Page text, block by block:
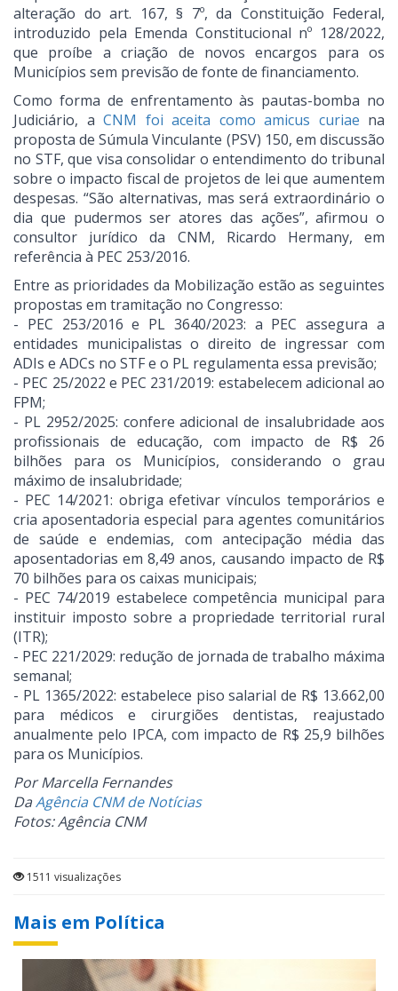
alteração do art. 167, § 7º, da Constituição Federal,
introduzido pela Emenda Constitucional nº 128/2022,
que proíbe a criação de novos encargos para os
Municípios sem previsão de fonte de financiamento.
Como forma de enfrentamento às pautas-bomba no
Judiciário, a CNM foi aceita como amicus curiae na
proposta de Súmula Vinculante (PSV) 150, em discussão
no STF, que visa consolidar o entendimento do tribunal
sobre o impacto fiscal de projetos de lei que aumentem
despesas. “São alternativas, mas será extraordinário o
dia que pudermos ser atores das ações”, afirmou o
consultor jurídico da CNM, Ricardo Hermany, em
referência à PEC 253/2016.
Entre as prioridades da Mobilização estão as seguintes
propostas em tramitação no Congresso:
- PEC 253/2016 e PL 3640/2023: a PEC assegura a
entidades municipalistas o direito de ingressar com
ADIs e ADCs no STF e o PL regulamenta essa previsão;
- PEC 25/2022 e PEC 231/2019: estabelecem adicional ao
FPM;
- PL 2952/2025: confere adicional de insalubridade aos
profissionais de educação, com impacto de R$ 26
bilhões para os Municípios, considerando o grau
máximo de insalubridade;
- PEC 14/2021: obriga efetivar vínculos temporários e
cria aposentadoria especial para agentes comunitários
de saúde e endemias, com antecipação média das
aposentadorias em 8,49 anos, causando impacto de R$
70 bilhões para os caixas municipais;
- PEC 74/2019 estabelece competência municipal para
instituir imposto sobre a propriedade territorial rural
(ITR);
- PEC 221/2029: redução de jornada de trabalho máxima
semanal;
- PL 1365/2022: estabelece piso salarial de R$ 13.662,00
para médicos e cirurgiões dentistas, reajustado
anualmente pelo IPCA, com impacto de R$ 25,9 bilhões
para os Municípios.
Por Marcella Fernandes
DaAgência CNM de Notícias
Fotos: Agência CNM
1511 visualizações
Mais em Política